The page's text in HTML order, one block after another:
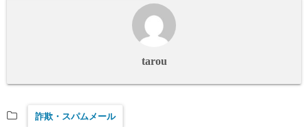
tarou
詐欺・スパムメール